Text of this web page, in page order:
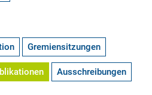
Gremiensitzungen
Ausschreibungen